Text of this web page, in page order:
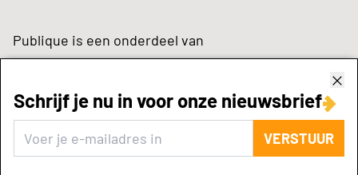
Schrijf je nu in voor onze nieuwsbrief
VERSTUUR
Publique is een onderdeel van
zynchrone.com